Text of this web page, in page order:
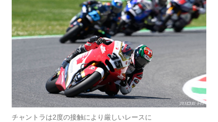
チャントラは2度の接触により厳しいレースに